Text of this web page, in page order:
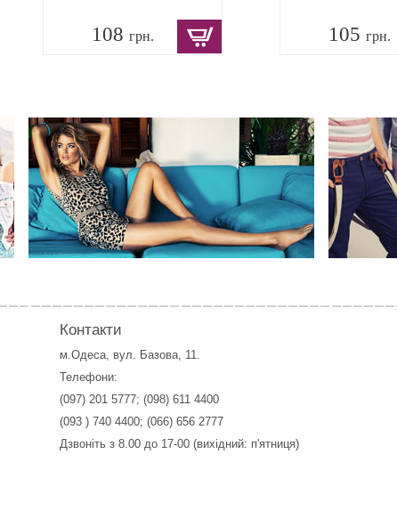
108 грн. 105 грн.
Контакти
м.Одеса, вул. Базова, 11.
Телефони:
(097) 201 5777; (098) 611 4400
(093 ) 740 4400; (066) 656 2777
Дзвоніть з 8.00 до 17-00 (вихідний: п'ятниця)